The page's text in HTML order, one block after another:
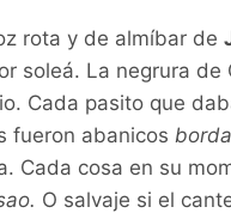
rota y de almíbar de
soleá. La negrura de
Cada pasito que
fueron abanicos
Cada cosa en su
O salvaje si el